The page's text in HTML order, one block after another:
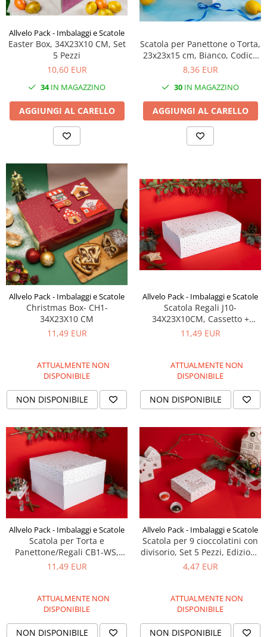
Allvelo Pack - Imbalaggi e Scatole
Easter Box, 34X23X10 CM, Set
5 Pezzi
10,60 EUR
34IN MAGAZZINO
AGGIUNGI AL CARELLO
Scatola per Panettone o Torta,
23x23x15 cm, Bianco, Codice
CB3F- Bianco, Set 5 Pezzi
8,36 EUR
30 IN MAGAZZINO
AGGIUNGI AL CARELLO
Allvelo Pack - Imbalaggi e Scatole
Christmas Box- CH1-
34X23X10 CM
11,49 EUR
ATTUALMENTE NON
DISPONIBILE
NON DISPONIBILE
Allvelo Pack - Imbalaggi e Scatole
Scatola Regali J10-
34X23X10CM, Cassetto +
Manica, Stelline +
11,49 EUR
ATTUALMENTE NON
DISPONIBILE
NON DISPONIBILE
Allvelo Pack - Imbalaggi e Scatole
Scatola per Torta e
Panettone/Regali CB1-WS,
30X30X20 CM, Coperchio
Pezzi
11,49 EUR
ATTUALMENTE NON
DISPONIBILE
NON DISPONIBILE
Allvelo Pack - Imbalaggi e Scatole
Scatola per 9 cioccolatini con
divisorio, Set 5 Pezzi, Edizione
natalizie 2025
4,47 EUR
ATTUALMENTE NON
DISPONIBILE
NON DISPONIBILE